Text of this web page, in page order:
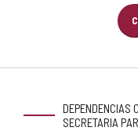
DEPENDENCIAS
SECRETARIA